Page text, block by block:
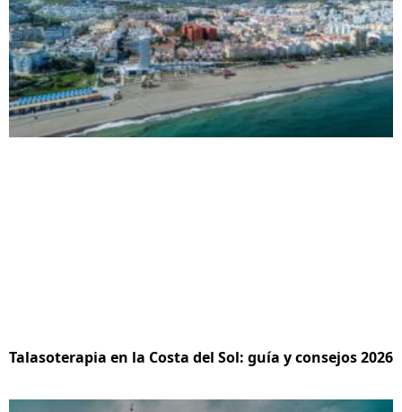
Talasoterapia en la Costa del Sol: guía y consejos 2026